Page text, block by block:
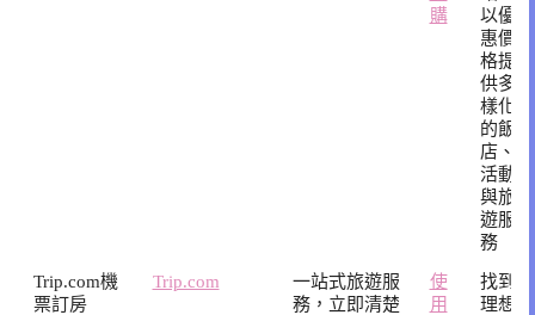
購
以優
惠價
格提
供多
樣化
的飯
店、
活動
與旅
遊服
務
Trip.com機
票訂房
Trip.com
一站式旅遊服
務，立即清楚
使
用
找到
理想